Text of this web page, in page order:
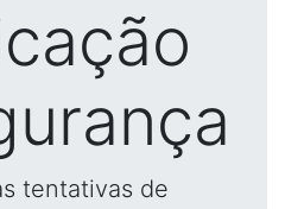
tentativas de